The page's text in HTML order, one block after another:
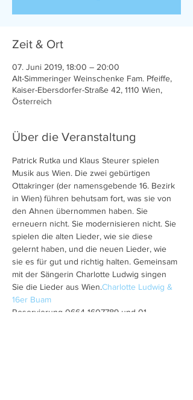
Zeit & Ort
07. Juni 2019, 18:00 – 20:00
Alt-Simmeringer Weinschenke Fam. Pfeiffe,
Kaiser-Ebersdorfer-Straße 42, 1110 Wien,
Österreich
Über die Veranstaltung
Patrick Rutka und Klaus Steurer spielen
Musik aus Wien. Die zwei gebürtigen
Ottakringer (der namensgebende 16. Bezirk
in Wien) führen behutsam fort, was sie von
den Ahnen übernommen haben. Sie
erneuern nicht. Sie modernisieren nicht. Sie
spielen die alten Lieder, wie sie diese
gelernt haben, und die neuen Lieder, wie
sie es für gut und richtig halten. Gemeinsam
mit der Sängerin Charlotte Ludwig singen
Sie die Lieder aus Wien.Charlotte Ludwig &
16er Buam
Reservierung 0664-1607789 und 01